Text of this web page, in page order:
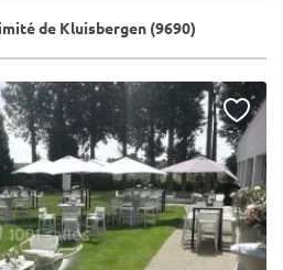
de Kluisbergen (9690)